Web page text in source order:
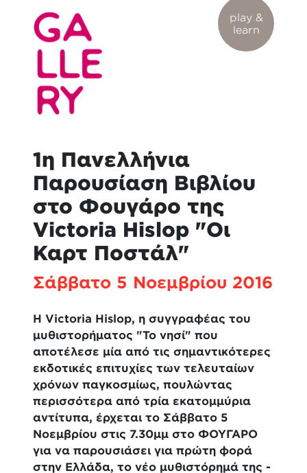
play &
learn
1η Πανελλήνια
Παρουσίαση Βιβλίου
στο Φουγάρο της
Victoria Hislop "Οι
Καρτ Ποστάλ"
Σάββατο 5 Νοεμβρίου 2016
Η Victoria Hislop, η συγγραφέας του
μυθιστορήματος "Το νησί" που
αποτέλεσε μία από τις σημαντικότερες
εκδοτικές επιτυχίες των τελευταίων
χρόνων παγκοσμίως, πουλώντας
περισσότερα από τρία εκατομμύρια
αντίτυπα, έρχεται το Σάββατο 5
Νοεμβρίου στις 7.30μμ στο ΦΟΥΓΑΡΟ
για να παρουσιάσει για πρώτη φορά
στην Ελλάδα, το νέο μυθιστόρημά της -